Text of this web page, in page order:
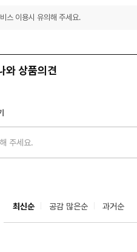
스 이용시 유의해 주세요.
와 상품의견
최신순 공감 많은순 과거순